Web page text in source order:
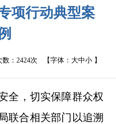
项行动典型案
： 2424次 【字体： 大中小 】
全，切实保障群众权
联合相关部门以追溯